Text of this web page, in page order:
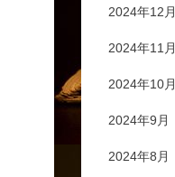
2024年12月
2024年11月
2024年10月
2024年9月
2024年8月